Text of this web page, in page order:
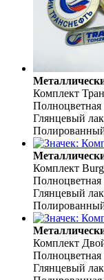
Комплект
Полноцветная
Глянцевый
Комплект
Полноцветная
Глянцевый
Комплект
Полноцветная
Глянцевый